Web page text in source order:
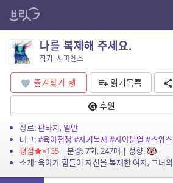
나를 복제해 주세요.
작가: 사피엔스
즐겨찾기 읽기목록
후원
장르:판타지, 일반
태그:#육아전쟁 #자기복제 #자아분열 #스위스
평점
×135| 분량: 7회, 247매 | 성향: